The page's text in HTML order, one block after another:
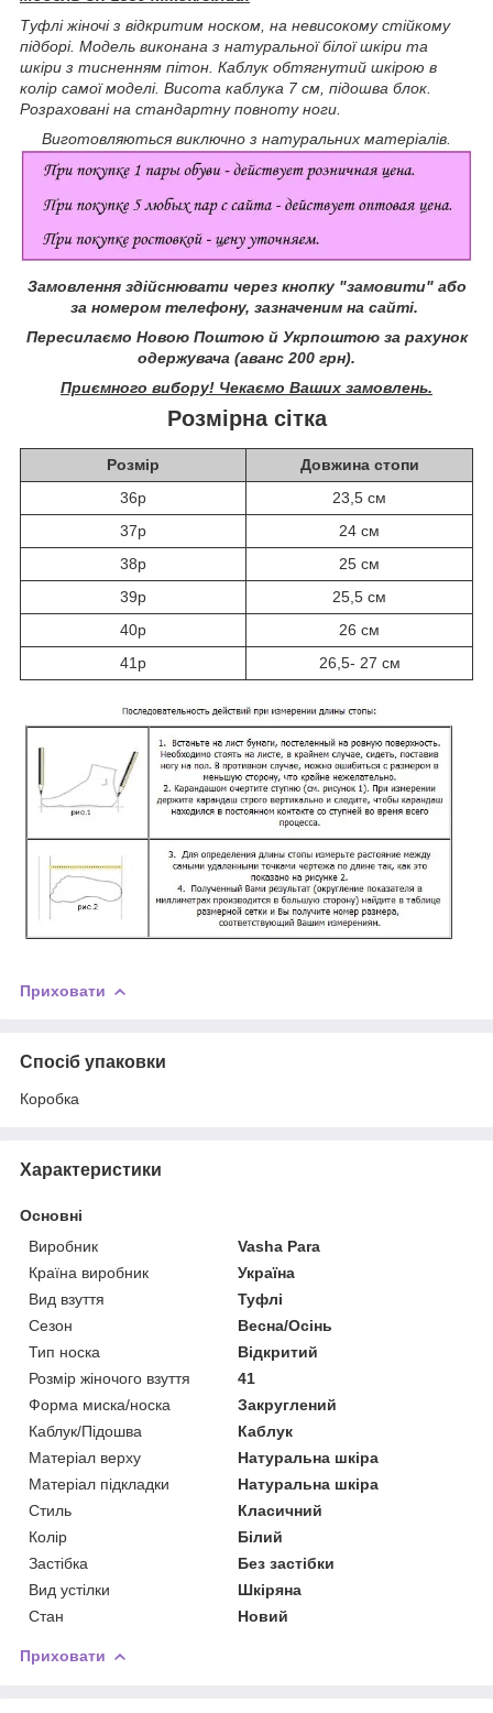
Туфлі жіночі з відкритим носком, на невисокому стійкому
підборі. Модель виконана з натуральної білої шкіри та
шкіри з тисненням пітон. Каблук обтягнутий шкірою в
колір самої моделі. Висота каблука 7 см, підошва блок.
Розраховані на стандартну повноту ноги.
Виготовляються виключно з натуральних матеріалів.
Замовлення здійснювати через кнопку "замовити" або
за номером телефону, зазначеним на сайті.
Пересилаємо Новою Поштою й Укрпоштою за рахунок
одержувача (аванс 200 грн).
Приємного вибору! Чекаємо Ваших замовлень.
Розмірна сітка
Розмір
Довжина стопи
36р
23,5 см
37р
24 см
38р
25 см
39р
25,5 см
40р
26 см
41р
26,5- 27 см
Приховати
Спосіб упаковки
Коробка
Характеристики
Основні
Виробник
Vasha Para
Країна виробник
Україна
Вид взуття
Туфлі
Сезон
Весна/Осінь
Тип носка
Відкритий
Розмір жіночого взуття
41
Форма миска/носка
Закруглений
Каблук/Підошва
Каблук
Матеріал верху
Натуральна шкіра
Матеріал підкладки
Натуральна шкіра
Стиль
Класичний
Колір
Білий
Застібка
Без застібки
Вид устілки
Шкіряна
Стан
Новий
Приховати